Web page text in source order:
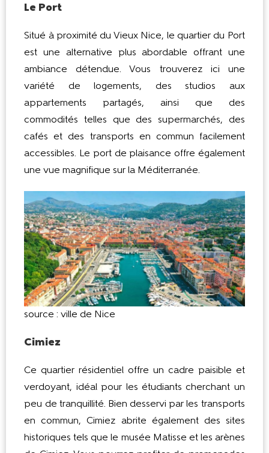
Le Port
Situé à proximité du Vieux Nice, le quartier du Port
est une alternative plus abordable offrant une
ambiance détendue. Vous trouverez ici une
variété de logements, des studios aux
appartements partagés, ainsi que des
commodités telles que des supermarchés, des
cafés et des transports en commun facilement
accessibles. Le port de plaisance offre également
une vue magnifique sur la Méditerranée.
source : ville de Nice
Cimiez
Ce quartier résidentiel offre un cadre paisible et
verdoyant, idéal pour les étudiants cherchant un
peu de tranquillité. Bien desservi par les transports
en commun, Cimiez abrite également des sites
historiques tels que le musée Matisse et les arènes